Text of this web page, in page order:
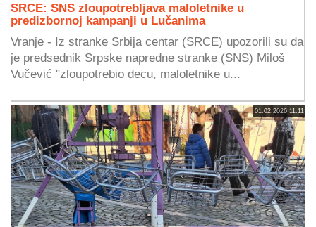
SRCE: SNS zloupotrebljava maloletnike u
predizbornoj kampanji u Lučanima
Vranje - Iz stranke Srbija centar (SRCE) upozorili su da
je predsednik Srpske napredne stranke (SNS) Miloš
Vučević "zloupotrebio decu, maloletnike u...
01.02.2026 11:11